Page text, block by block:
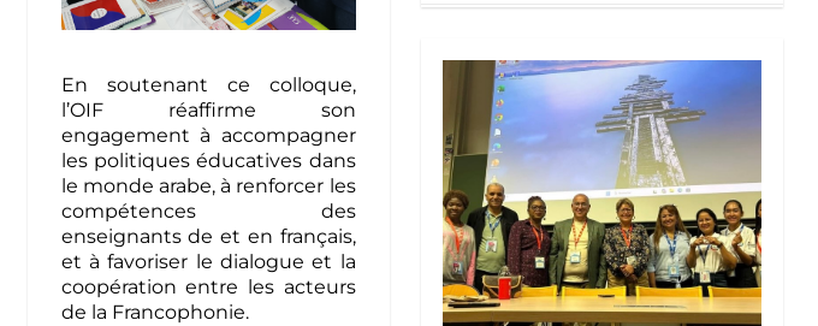
En soutenant ce colloque,
l’OIF réaffirme son
engagement à accompagner
les politiques éducatives dans
le monde arabe, à renforcer les
compétences des
enseignants de et en français,
et à favoriser le dialogue et la
coopération entre les acteurs
de la Francophonie.